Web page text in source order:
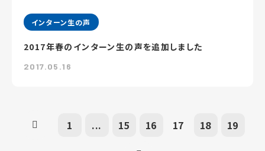
インターン生の声
2017年春のインターン生の声を追加しました
2017.05.16
1 ... 15 16 17 18 19